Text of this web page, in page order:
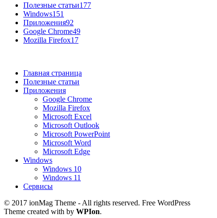
Полезные статьи177
Windows151
Приложения92
Google Chrome49
Mozilla Firefox17
Главная страница
Полезные статьи
Приложения
Google Chrome
Mozilla Firefox
Microsoft Excel
Microsoft Outlook
Microsoft PowerPoint
Microsoft Word
Microsoft Edge
Windows
Windows 10
Windows 11
Сервисы
© 2017 ionMag Theme - All rights reserved. Free WordPress
Theme created with by WPIon.